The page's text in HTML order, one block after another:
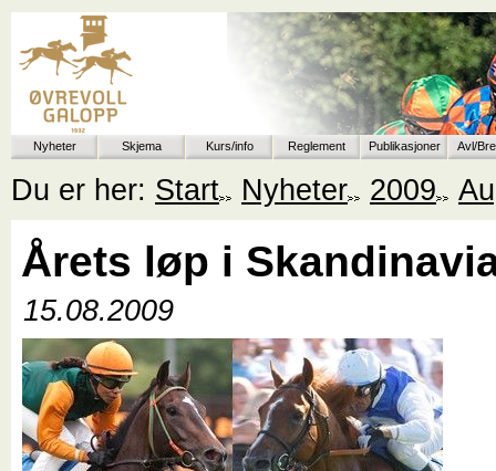
Nyheter Skjema Kurs/info Reglement Publikasjoner Avl/
Du er her: Start Nyheter 2009
Årets løp i
15.08.2009